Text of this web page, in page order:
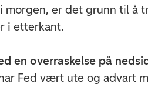
morgen, er det grunn til å
i etterkant.
en overraskelse på
Fed vært ute og advart